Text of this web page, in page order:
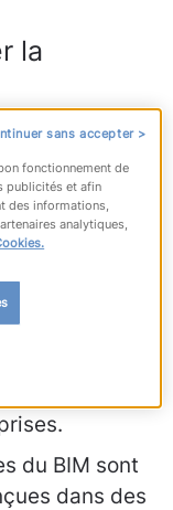
la
en
et les
des
de travail
en
rapidement.
sont
du BIM sont
dans des
sans accepter >
fonctionnement de
publicités et afin
des informations,
analytiques,